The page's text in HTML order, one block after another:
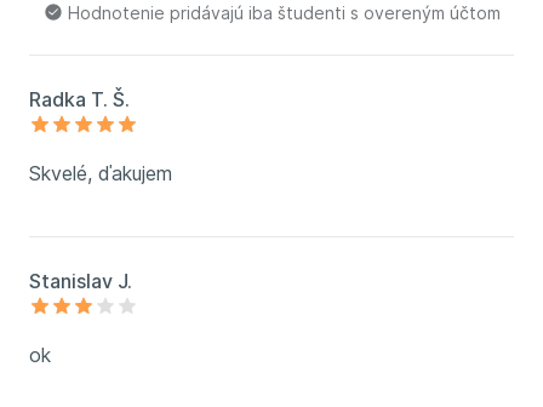
Hodnotenie pridávajú iba študenti s overeným účtom
Radka T. Š.
Skvelé, ďakujem
Stanislav J.
ok